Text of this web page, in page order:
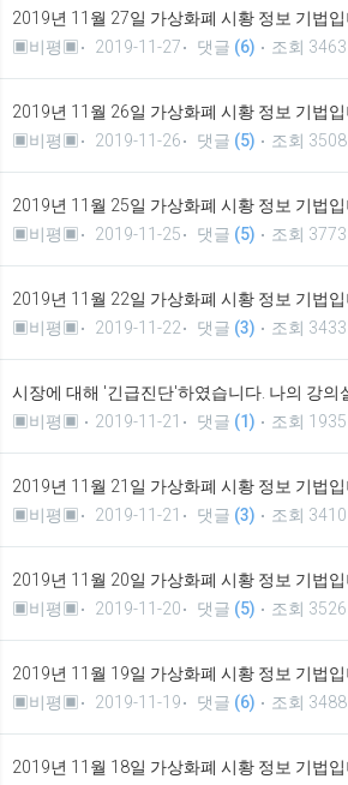
2019년 11월 27일 가상화폐 시황 정보 기법입
▣비평▣
2019-11-27 댓글 (6) 조회 3463
2019년 11월 26일 가상화폐 시황 정보 기법입
▣비평▣
2019-11-26 댓글 (5) 조회 3508
2019년 11월 25일 가상화폐 시황 정보 기법입
▣비평▣
2019-11-25 댓글 (5) 조회 3773
2019년 11월 22일 가상화폐 시황 정보 기법입
▣비평▣
2019-11-22 댓글 (3) 조회 3433
시장에 대해 '긴급진단'하였습니다. 나의 강의
▣비평▣
2019-11-21 댓글 (1) 조회 1935
2019년 11월 21일 가상화폐 시황 정보 기법입
▣비평▣
2019-11-21 댓글 (3) 조회 3410
2019년 11월 20일 가상화폐 시황 정보 기법입
▣비평▣
2019-11-20 댓글 (5) 조회 3526
2019년 11월 19일 가상화폐 시황 정보 기법입
▣비평▣
2019-11-19 댓글 (6) 조회 3488
2019년 11월 18일 가상화폐 시황 정보 기법입